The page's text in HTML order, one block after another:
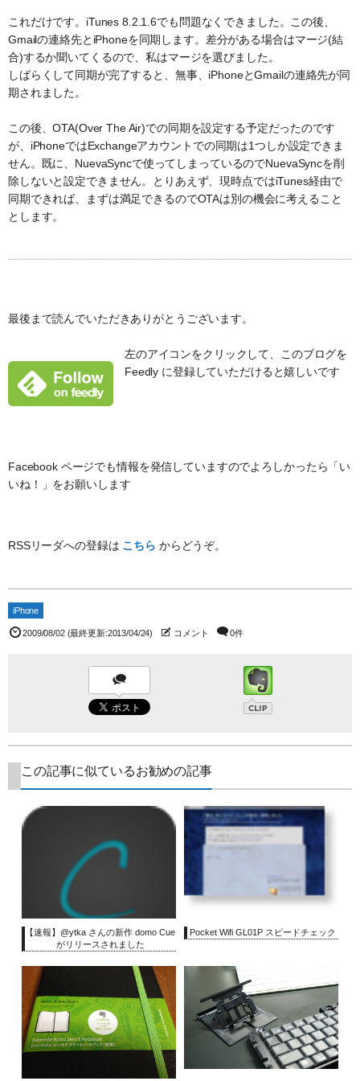
これだけです。iTunes 8.2.1.6でも問題なくできました。この後、
Gmailの連絡先とiPhoneを同期します。差分がある場合はマージ(結
合)するか聞いてくるので、私はマージを選びました。
しばらくして同期が完了すると、無事、iPhoneとGmailの連絡先が同
期されました。
この後、OTA(Over The Air)での同期を設定する予定だったのです
が、iPhoneではExchangeアカウントでの同期は1つしか設定できま
せん。既に、NuevaSyncで使ってしまっているのでNuevaSyncを削
除しないと設定できません。とりあえず、現時点ではiTunes経由で
同期できれば、まずは満足できるのでOTAは別の機会に考えること
とします。
最後まで読んでいただきありがとうございます。
左のアイコンをクリックして、このブログを
Feedly に登録していただけると嬉しいです
Facebook ページでも情報を発信していますのでよろしかったら「い
いね！」をお願いします
RSSリーダへの登録は こちら からどうぞ。
iPhone
2009/08/02(最終更新:2013/04/24) コメント 0件
この記事に似ているお勧めの記事
【速報】@ytka さんの新作 domo Cue
がリリースされました
Pocket Wifi GL01P スピードチェック